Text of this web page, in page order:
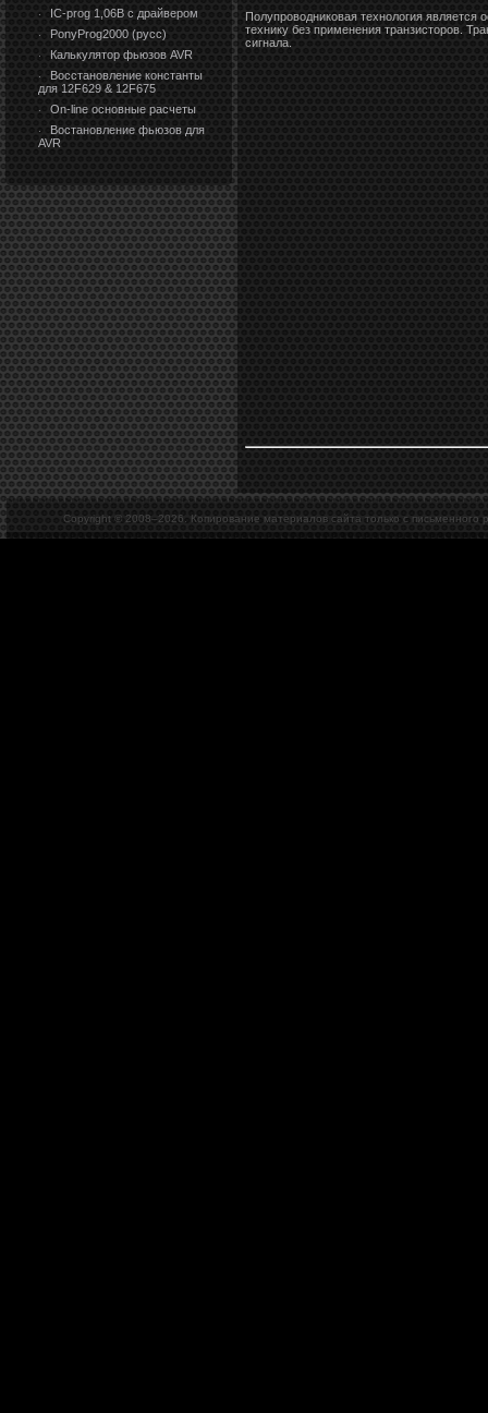
· IC-prog 1,06В с драйвером
· PonyProg2000 (русс)
· Калькулятор фьюзов AVR
·
Восстановление константы
для 12F629 & 12F675
· On-line основные расчеты
·
Востановление фьюзов для
AVR
Полупроводниковая технология
технику без применения транзисторов.
сигнала.
Copyright © 2008–2026. Копирование материалов сайта только с